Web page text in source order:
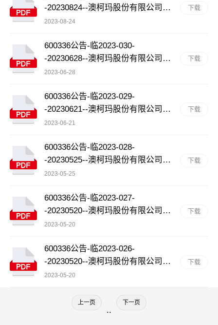
-20230824--澳柯玛股份有限公司关
于为控股子公司提供担保的进展公
2023-08-24
下载
600336公告-临2023-030-
-20230628--澳柯玛股份有限公司关
于为控股子公司提供担保的进展公
2023-06-28
下载
600336公告-临2023-029-
-20230621--澳柯玛股份有限公司
2022年年度权益分派实施公告
2023-06-21
下载
600336公告-临2023-028-
-20230525--澳柯玛股份有限公司关
于参加沪市智能家居行业上市公司
2023-05-25
下载
600336公告-临2023-027-
-20230520--澳柯玛股份有限公司九
届一次监事会决议公告
2023-05-20
下载
600336公告-临2023-026-
-20230520--澳柯玛股份有限公司九
届一次董事会决议公告
2023-05-20
下载
上一页
..
下一页